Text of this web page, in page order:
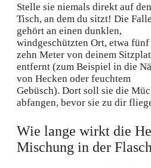
Stelle sie niemals direkt auf den
Tisch, an dem du sitzt! Die Falle
gehört an einen dunklen,
windgeschützten Ort, etwa fünf
zehn Meter von deinem
entfernt (zum Beispiel in die
von Hecken oder feuchtem
Gebüsch). Dort soll sie die
abfangen, bevor sie zu dir
Wie lange wirkt die
Mischung in der